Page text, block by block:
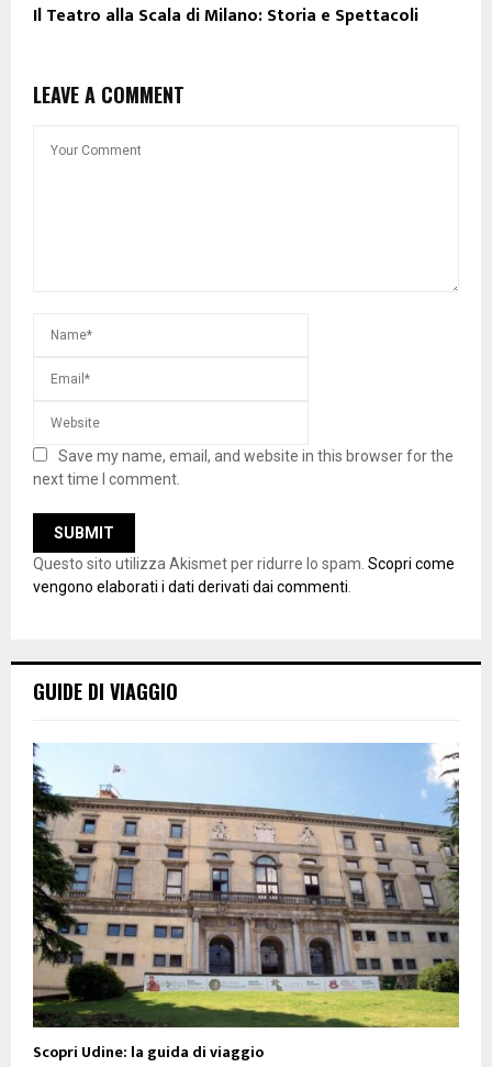
Il Teatro alla Scala di Milano: Storia e Spettacoli
LEAVE A COMMENT
Save my name, email, and website in this browser for the
next time I comment.
Questo sito utilizza Akismet per ridurre lo spam. Scopri come
vengono elaborati i dati derivati dai commenti.
GUIDE DI VIAGGIO
Scopri Udine: la guida di viaggio